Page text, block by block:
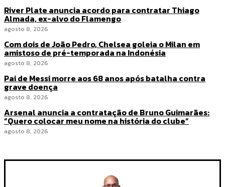
River Plate anuncia acordo para contratar Thiago
Almada, ex-alvo do Flamengo
agosto 8, 2026
Com dois de João Pedro, Chelsea goleia o Milan em
amistoso de pré-temporada na Indonésia
agosto 8, 2026
Pai de Messi morre aos 68 anos após batalha contra
grave doença
agosto 8, 2026
Arsenal anuncia a contratação de Bruno Guimarães:
“Quero colocar meu nome na história do clube”
agosto 8, 2026